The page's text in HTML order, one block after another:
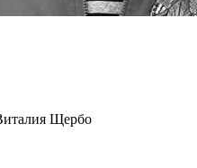
Щербо